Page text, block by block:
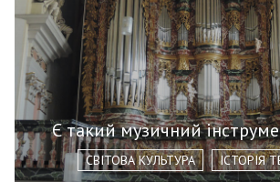
Є такий музичний
СВІТОВА КУЛЬТУРА ІСТОРІЯ